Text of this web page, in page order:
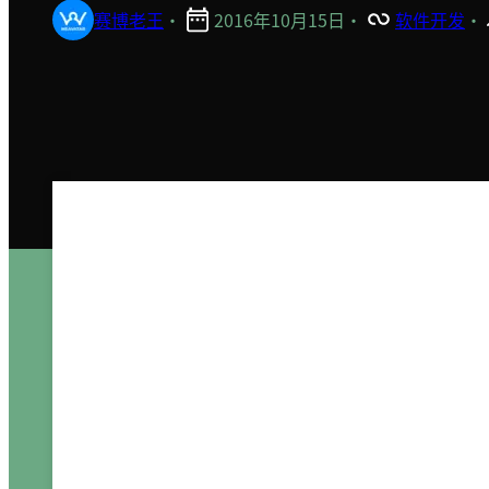
赛博老王 · 2016年10月15日 · 软件开发 ·